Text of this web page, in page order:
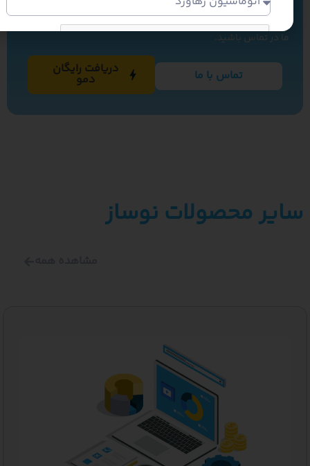
نوساز، به دنبال ساخت شهری هستیم که داده‌ها، پایه
خردمندانه باشند. برای مشاوره یا دموی اختصاصی، با
تماس باشید.
تماس با ما دریافت رایگان
محصولات نوساز